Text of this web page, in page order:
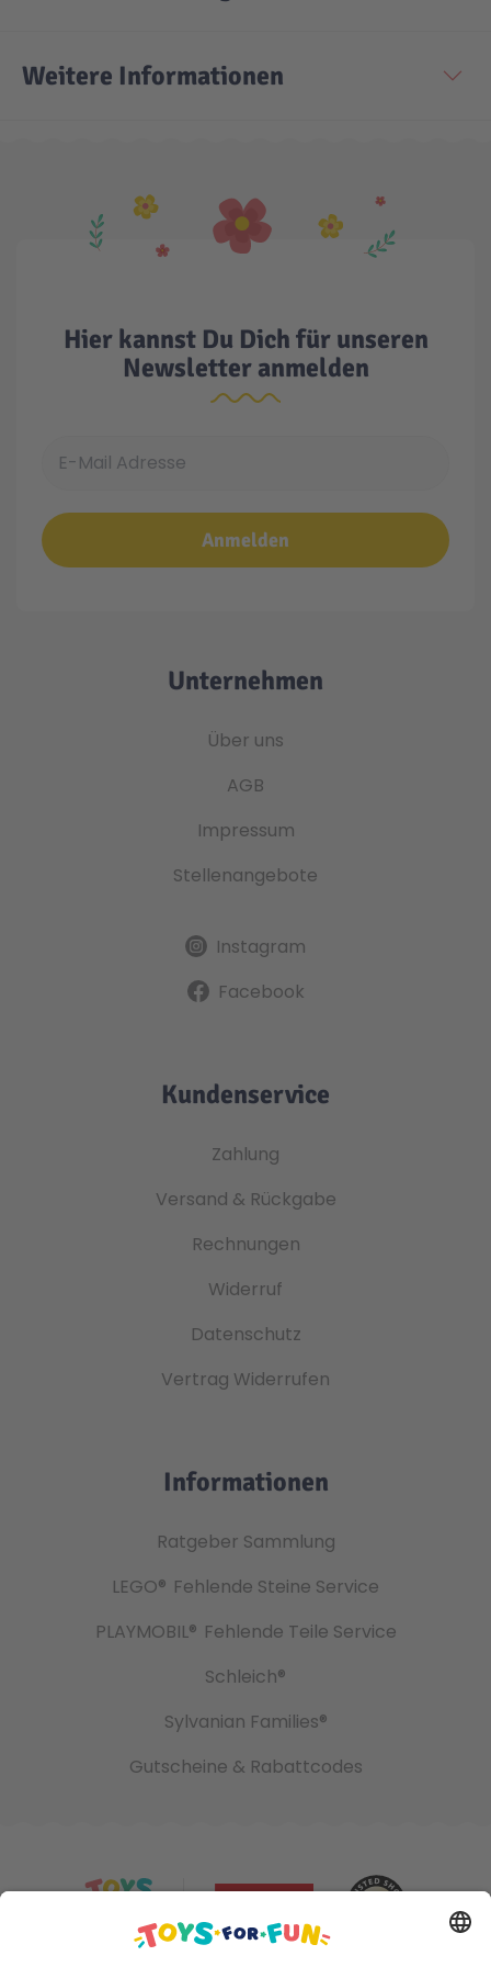
Seltene Artikel
LEGO® Blumen
Weitere Informationen
Hier kannst Du Dich für unseren
Newsletter anmelden
Anmelden
Unternehmen
Über uns
AGB
Impressum
Stellenangebote
Instagram
Facebook
Kundenservice
Zahlung
Versand & Rückgabe
Rechnungen
Widerruf
Datenschutz
Vertrag Widerrufen
Informationen
Ratgeber Sammlung
LEGO® Fehlende Steine Service
PLAYMOBIL® Fehlende Teile Service
Schleich®
Sylvanian Families®
Gutscheine & Rabattcodes